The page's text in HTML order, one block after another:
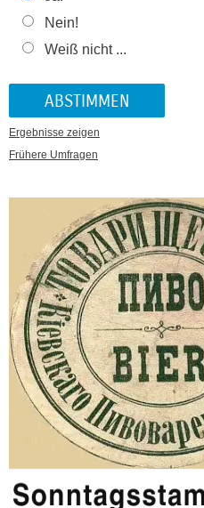
Nein!
Weiß nicht ...
Ergebnisse zeigen
Frühere Umfragen